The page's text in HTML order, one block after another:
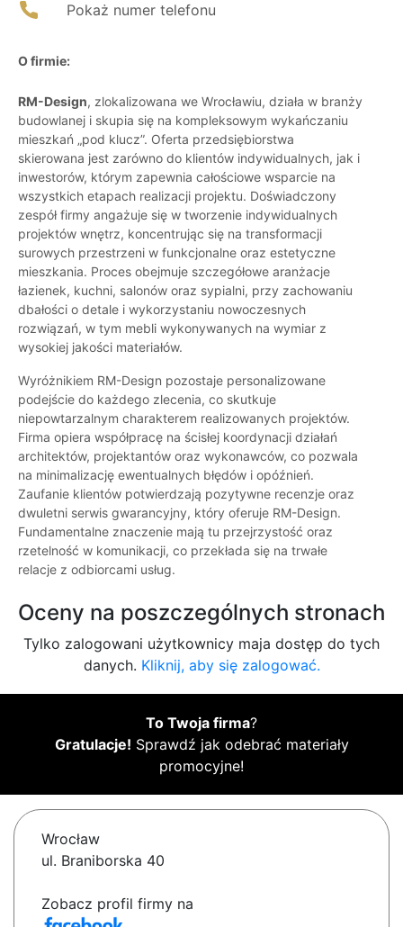
Pokaż numer telefonu
O firmie:
RM-Design, zlokalizowana we Wrocławiu, działa w branży
budowlanej i skupia się na kompleksowym wykańczaniu
mieszkań „pod klucz”. Oferta przedsiębiorstwa
skierowana jest zarówno do klientów indywidualnych, jak i
inwestorów, którym zapewnia całościowe wsparcie na
wszystkich etapach realizacji projektu. Doświadczony
zespół firmy angażuje się w tworzenie indywidualnych
projektów wnętrz, koncentrując się na transformacji
surowych przestrzeni w funkcjonalne oraz estetyczne
mieszkania. Proces obejmuje szczegółowe aranżacje
łazienek, kuchni, salonów oraz sypialni, przy zachowaniu
dbałości o detale i wykorzystaniu nowoczesnych
rozwiązań, w tym mebli wykonywanych na wymiar z
wysokiej jakości materiałów.
Wyróżnikiem RM-Design pozostaje personalizowane
podejście do każdego zlecenia, co skutkuje
niepowtarzalnym charakterem realizowanych projektów.
Firma opiera współpracę na ścisłej koordynacji działań
architektów, projektantów oraz wykonawców, co pozwala
na minimalizację ewentualnych błędów i opóźnień.
Zaufanie klientów potwierdzają pozytywne recenzje oraz
dwuletni serwis gwarancyjny, który oferuje RM-Design.
Fundamentalne znaczenie mają tu przejrzystość oraz
rzetelność w komunikacji, co przekłada się na trwałe
relacje z odbiorcami usług.
Oceny na poszczególnych stronach
Tylko zalogowani użytkownicy maja dostęp do tych
danych. Kliknij, aby się zalogować.
To Twoja firma?
Gratulacje! Sprawdź jak odebrać materiały
promocyjne!
Wrocław
ul. Braniborska 40
Zobacz profil firmy na